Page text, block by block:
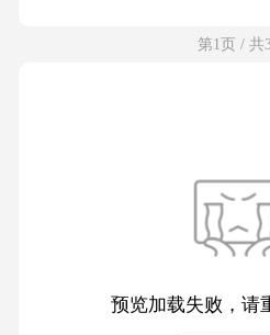
第1页 / 共
预览加载失败，请